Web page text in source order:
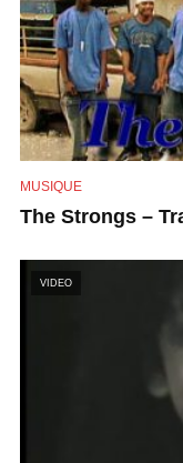
MUSIQUE
The Strongs –
VIDEO